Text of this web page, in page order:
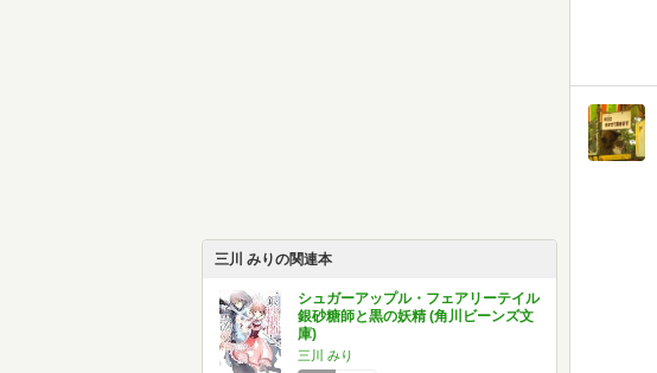
三川 みりの関連本
シュガーアップル・フェアリーテイル
銀砂糖師と黒の妖精 (角川ビーンズ文
庫)
三川 みり